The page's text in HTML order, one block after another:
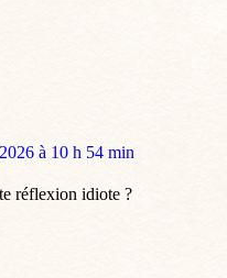
à 10 h 54 min
réflexion idiote ?